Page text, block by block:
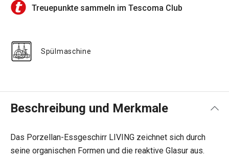
Treuepunkte sammeln im Tescoma Club
Spülmaschine
Beschreibung und Merkmale
Das Porzellan-Essgeschirr LIVING zeichnet sich durch
seine organischen Formen und die reaktive Glasur aus.